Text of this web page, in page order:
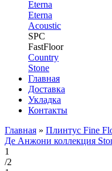
Eterna
Eterna
Acoustic
SPC
FastFloor
Country
Stone
Главная
Доставка
Укладка
Контакты
Главная » Плинтус Fine
Де Анжони коллекция
1
/2